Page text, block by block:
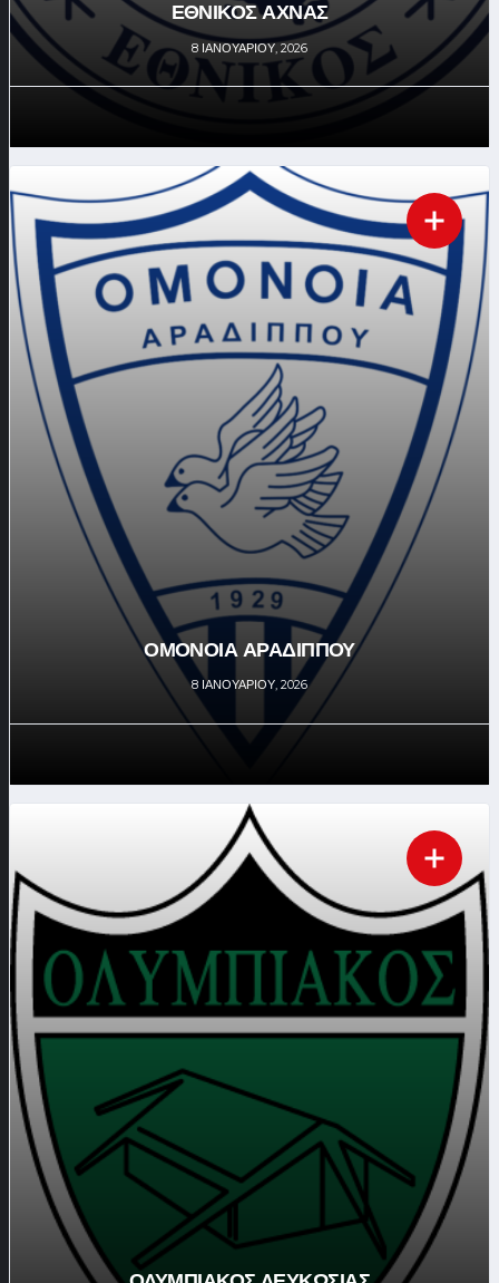
ΕΘΝΙΚΟΣ ΑΧΝΑΣ
8 ΙΑΝΟΥΑΡΊΟΥ, 2026
ΟΜΟΝΟΙΑ ΑΡΑΔΙΠΠΟΥ
8 ΙΑΝΟΥΑΡΊΟΥ, 2026